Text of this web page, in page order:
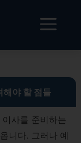
메
뉴
해야 할 점들
사를 준비하는
니다. 그러나 예